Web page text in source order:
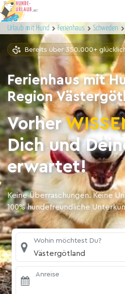
Urlaub mit Hund Ferienhaus Schweden
Bereits über 350.000+
Ferienhaus mit
Region
Vorher
Dich und
erwartet!
Keine Überraschungen. Keine
100% hundefreundliche
Wohin möchtest Du?
Västergötland
Anreise